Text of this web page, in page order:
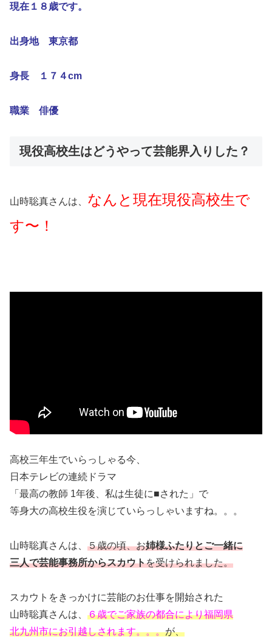
現在１８歳です。
出身地 東京都
身長 １７４cm
職業 俳優
現役高校生はどうやって芸能界入りした？
山時聡真さんは、 なんと現在現役高校生で
す〜！
高校三年生でいらっしゃる今、
日本テレビの連続ドラマ
「最高の教師 1年後、私は生徒に■された」で
等身大の高校生役を演じていらっしゃいますね。。。
山時聡真さんは、 ５歳の頃、お姉様ふたりとご一緒に
三人で芸能事務所からスカウトを受けられました。
スカウトをきっかけに芸能のお仕事を開始された
山時聡真さんは、 ６歳でご家族の都合により福岡県
北九州市にお引越しされます。。。が、